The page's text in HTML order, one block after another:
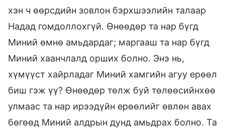
хэн ч өөрсдийн зовлон бэрхшээлийн талаар
Надад гомдоллохгүй. Өнөөдөр та нар бүгд
Миний өмнө амьдардаг; маргааш та нар бүгд
Миний хаанчлалд орших болно. Энэ нь,
хүмүүст хайрладаг Миний хамгийн агуу ерөөл
биш гэж үү? Өнөөдөр төлж буй төлөөсийнхөө
улмаас та нар ирээдүйн ерөөлийг өвлөн авах
бөгөөд Миний алдрын дунд амьдрах болно. Та